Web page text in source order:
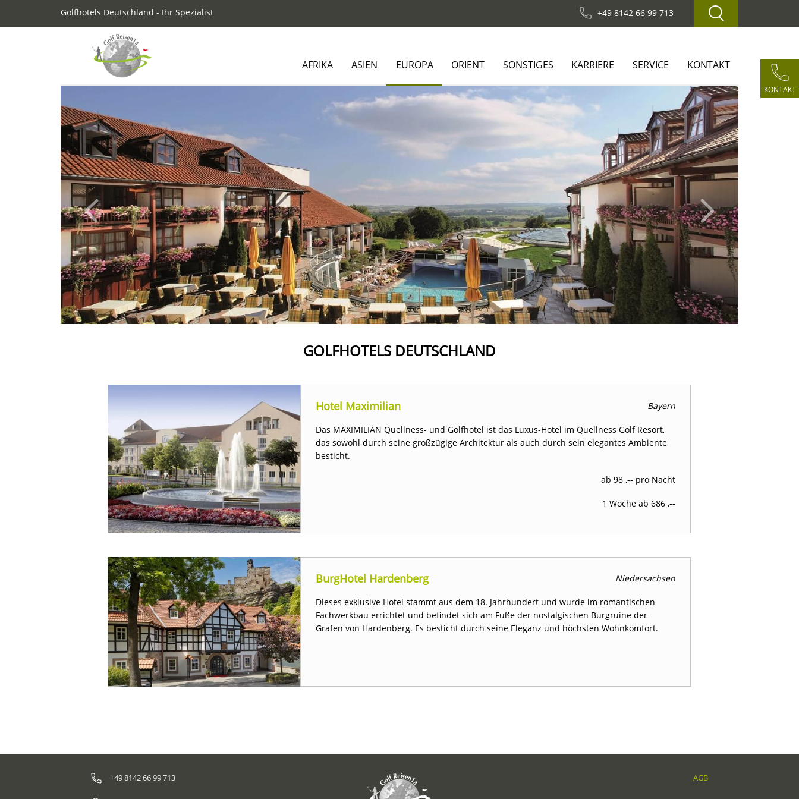
Golfhotels Deutschland - Ihr Spezialist +49 8142 66 99 713
KONTAKT
AFRIKA ASIEN EUROPA ORIENT SONSTIGES KARRIERE SERVICE KONTAKT
Next
GOLFHOTELS DEUTSCHLAND
Bayern
Hotel Maximilian
Das MAXIMILIAN Quellness- und Golfhotel ist das Luxus-Hotel im Quellness Golf Resort,
das sowohl durch seine großzügige Architektur als auch durch sein elegantes Ambiente
besticht.
ab 98 ,-- pro Nacht
1 Woche ab 686 ,--
Niedersachsen
BurgHotel Hardenberg
Dieses exklusive Hotel stammt aus dem 18. Jahrhundert und wurde im romantischen
Fachwerkbau errichtet und befindet sich am Fuße der nostalgischen Burgruine der
Grafen von Hardenberg. Es besticht durch seine Eleganz und höchsten Wohnkomfort.
+49 8142 66 99 713 AGB